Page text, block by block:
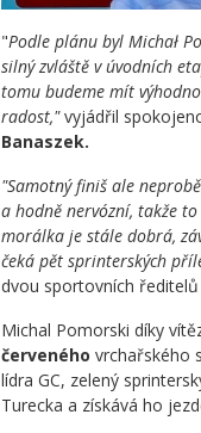
"Podle plánu byl Michał
silný zvláště v úvodních
tomu budeme mít
radost,"vyjádřil
Banaszek.
"Samotný finiš ale
a hodně nervózní, takže
morálka je stále dobrá,
čeká pět sprinterských
dvou sportovních ředitelů
Michal Pomorski díky
červeného vrchařského
lídra GC, zelený
Turecka a získává ho